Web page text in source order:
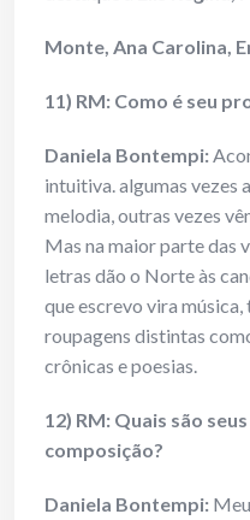
Monte, Ana Carolina,
11) RM: Como é seu
Daniela Bontempi:
intuitiva. algumas vezes
melodia, outras vezes
Mas na maior parte das
letras dão o Norte às
que escrevo vira
roupagens distintas
crônicas e poesias.
12) RM: Quais são
composição?
Daniela Bontempi: